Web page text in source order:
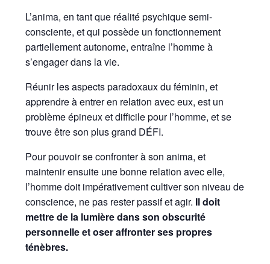
L’anima, en tant que réalité psychique semi-
consciente, et qui possède un fonctionnement
partiellement autonome, entraîne l’homme à
s’engager dans la vie.
Réunir les aspects paradoxaux du féminin, et
apprendre à entrer en relation avec eux, est un
problème épineux et difficile pour l’homme, et se
trouve être son plus grand DÉFI.
Pour pouvoir se confronter à son anima, et
maintenir ensuite une bonne relation avec elle,
l’homme doit impérativement cultiver son niveau de
conscience, ne pas rester passif et agir. Il doit
mettre de la lumière dans son obscurité
personnelle et oser affronter ses propres
ténèbres.